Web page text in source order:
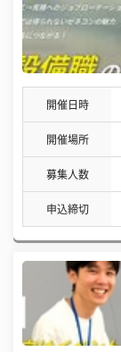
開催日時
開催場所
募集人数
申込締切